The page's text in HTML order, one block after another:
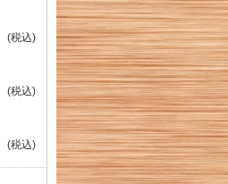
(税込)
(税込)
(税込)